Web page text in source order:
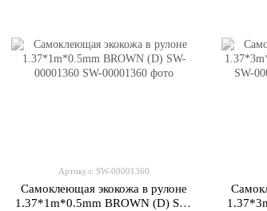
Артикул: SW-00001360
Самоклеющая экокожа в рулоне
1.37*1m*0.5mm BROWN (D) SW-